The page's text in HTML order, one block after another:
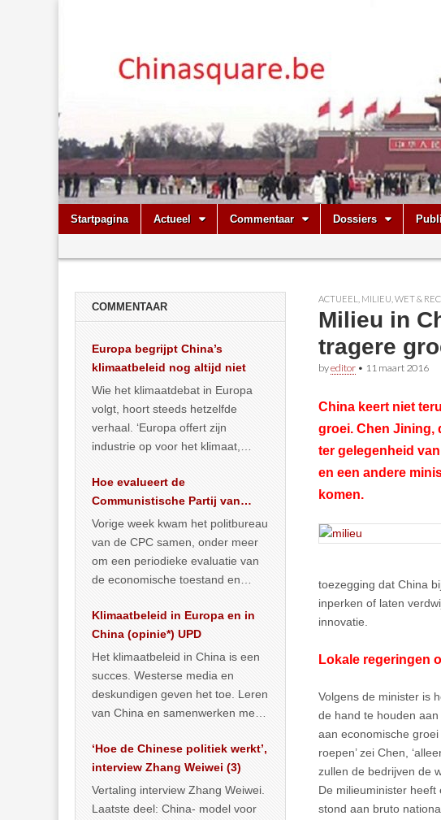
Chinasquare.be
Main
menu
Skip
Startpagina Actueel Commentaar Dossiers
menu
ACTUEEL MILIEU WET &
Milieu in
tragere
byeditor • 11 maart 2016
China keert niet
groei. Chen Jining,
ter gelegenheid
en een andere
komen.
toezegging dat China
inperken of laten
innovatie.
Lokale regeringen
Volgens de minister is
de hand te houden
aan economische
roepen’ zei Chen,
zullen de bedrijven de
De milieuminister heeft
stond aan bruto
COMMENTAAR
Europa begrijpt China’s
klimaatbeleid nog altijd niet
Wie het klimaatdebat in Europa
volgt, hoort steeds hetzelfde
verhaal. ‘Europa offert zijn
industrie op voor het klimaat,
vergroening… >> lees meer
Hoe evalueert de
Communistische Partij van
China de economische
situatie?
Vorige week kwam het politbureau
van de CPC samen, onder meer
om een periodieke evaluatie van
de economische toestand en
publiceerden… >> lees meer
Klimaatbeleid in Europa en in
China (opinie*) UPD
Het klimaatbeleid in China is een
succes. Westerse media en
deskundigen geven het toe. Leren
van China en samenwerken met
… >> lees meer
‘Hoe de Chinese politiek werkt’,
interview Zhang Weiwei (3)
Vertaling interview Zhang Weiwei.
Laatste deel: China- model voor